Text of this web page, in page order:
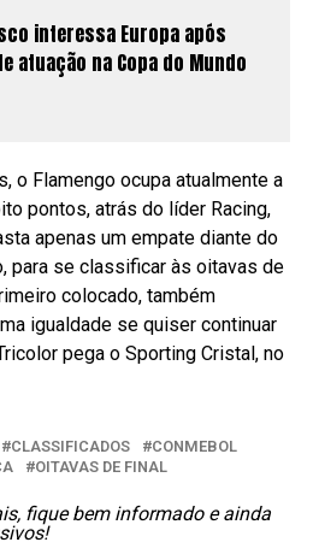
interessa Europa após
atuação na Copa do Mundo
o Flamengo ocupa atualmente a
pontos, atrás do líder Racing,
apenas um empate diante do
para se classificar às oitavas de
colocado, também
igualdade se quiser continuar
pega o Sporting Cristal, no
CLASSIFICADOS
CONMEBOL
OITAVAS DE FINAL
fique bem informado e ainda